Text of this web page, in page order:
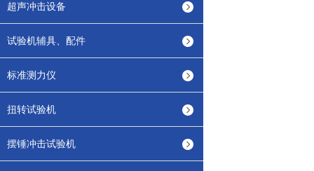
超声冲击设备
试验机辅具、配件
标准测力仪
扭转试验机
摆锤冲击试验机